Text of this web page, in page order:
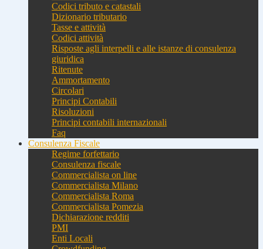
Codici tributo e catastali
Dizionario tributario
Tasse e attività
Codici attività
Risposte agli interpelli e alle istanze di consulenza
giuridica
Ritenute
Ammortamento
Circolari
Principi Contabili
Risoluzioni
Principi contabili internazionali
Faq
Consulenza Fiscale
Regime forfettario
Consulenza fiscale
Commercialista on line
Commercialista Milano
Commercialista Roma
Commercialista Pomezia
Dichiarazione redditi
PMI
Enti Locali